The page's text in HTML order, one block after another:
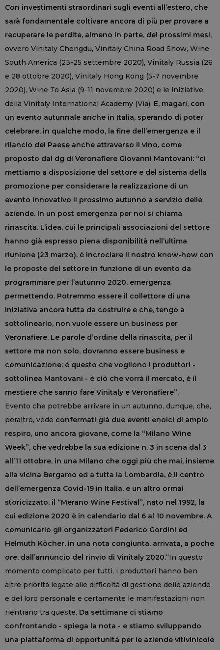
Con investimenti straordinari sugli eventi all’estero, che
sarà fondamentale coltivare ancora di più per provare a
recuperare le perdite, almeno in parte, dei prossimi mesi,
ovvero Vinitaly Chengdu, Vinitaly China Road Show, Wine
South America (23-25 settembre 2020), Vinitaly Russia (26
e 28 ottobre 2020), Vinitaly Hong Kong (5-7 novembre
2020), Wine To Asia (9-11 novembre 2020) e le iniziative
della Vinitaly International Academy (Via). E, magari, con
un evento autunnale anche in Italia, sperando di poter
celebrare, in qualche modo, la fine dell’emergenza e il
rilancio del Paese anche attraverso il vino, come
proposto dal dg di Veronafiere Giovanni Mantovani: “ci
mettiamo a disposizione del settore e del sistema della
promozione per considerare la realizzazione di un
evento innovativo il prossimo autunno a servizio delle
aziende. In un post emergenza per noi si chiama
rinascita. L’idea, cui le principali associazioni del settore
hanno già espresso piena disponibilità nell’ultima
riunione (23 marzo), è incrociare il nostro know-how con
le proposte del settore in funzione di un evento da
programmare per l’autunno 2020, emergenza
permettendo. Potremmo essere il collettore di una
iniziativa ancora tutta da costruire e che, tengo a
sottolinearlo, non vuole essere un business per
Veronafiere. Le parole d’ordine della rinascita, per il
settore ma non solo, dovranno essere business e
comunicazione: è questo che vogliono i produttori -
sottolinea Mantovani - è ciò che vorrà il mercato, è il
mestiere che sanno fare Vinitaly e Veronafiere”.
Evento che potrebbe arrivare in un autunno, dunque, che,
peraltro, vede confermati già due eventi enoici di ampio
respiro, uno ancora giovane, come la “Milano Wine
Week”, che vedrebbe la sua edizione n. 3 in scena dal 3
all’11 ottobre, in una Milano che oggi più che mai, insieme
alla vicina Bergamo ed a tutta la Lombardia, è il centro
dell’emergenza Covid-19 in Italia, e un altro ormai
storicizzato, il “Merano Wine Festival”, nato nel 1992, la
cui edizione 2020 è in calendario dal 6 al 10 novembre. A
comunicarlo gli organizzatori Federico Gordini ed
Helmuth Köcher, in una nota congiunta, arrivata, a poche
ore, dall’annuncio del rinvio di Vinitaly 2020.“In questo
momento complicato per tutti, i produttori hanno ben
altre priorità legate alle difficoltà di gestione delle aziende
e del loro personale e certamente le manifestazioni non
rientrano tra queste. Da settimane ci stiamo
confrontando - spiega la nota - e stiamo sviluppando
una piattaforma di opportunità per le aziende vitivinicole